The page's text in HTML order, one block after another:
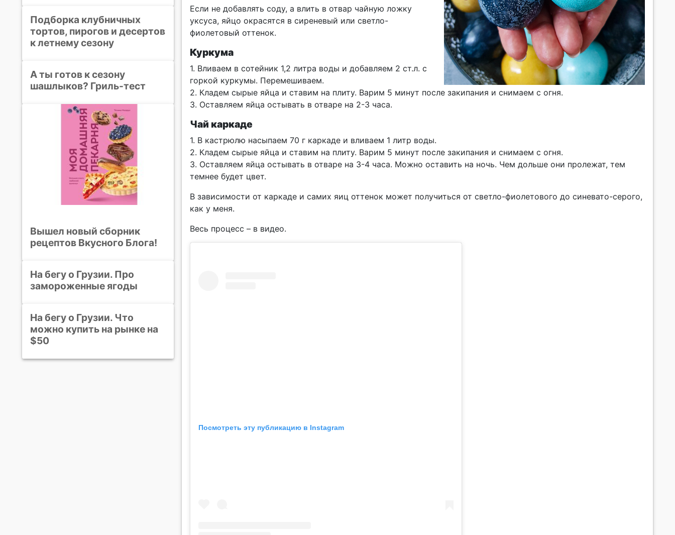
Подборка клубничных
тортов, пирогов и десертов
к летнему сезону
А ты готов к сезону
шашлыков? Гриль-тест
Вышел новый сборник
рецептов Вкусного Блога!
На бегу о Грузии. Про
замороженные ягоды
На бегу о Грузии. Что
можно купить на рынке на
$50
Если не добавлять соду, а влить в отвар чайную ложку
уксуса, яйцо окрасятся в сиреневый или светло-
фиолетовый оттенок.
Куркума
1. Вливаем в сотейник 1,2 литра воды и добавляем 2 ст.л. с
горкой куркумы. Перемешиваем.
2. Кладем сырые яйца и ставим на плиту. Варим 5 минут после закипания и снимаем с огня.
3. Оставляем яйца остывать в отваре на 2-3 часа.
Чай каркаде
1. В кастрюлю насыпаем 70 г каркаде и вливаем 1 литр воды.
2. Кладем сырые яйца и ставим на плиту. Варим 5 минут после закипания и снимаем с огня.
3. Оставляем яйца остывать в отваре на 3-4 часа. Можно оставить на ночь. Чем дольше они пролежат, тем
темнее будет цвет.
В зависимости от каркаде и самих яиц оттенок может получиться от светло-фиолетового до синевато-серого,
как у меня.
Весь процесс – в видео.
Посмотреть эту публикацию в Instagram